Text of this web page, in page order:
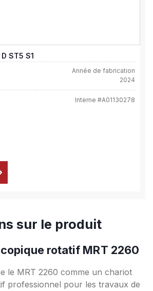
ST5 S1
Année de fabrication
2024
Interne #A01130278
sur le produit
rotatif MRT 2260
le MRT 2260 comme un chariot
professionnel pour les travaux de